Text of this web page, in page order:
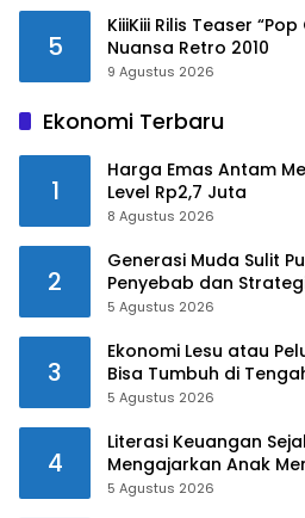
5
KiiiKiii Rilis Teaser
Nuansa Retro 2010
9 Agustus 2026
Ekonomi Terbaru
1
Harga Emas Antam
Level Rp2,7 Juta
8 Agustus 2026
2
Generasi Muda Sulit
Penyebab dan
5 Agustus 2026
3
Ekonomi Lesu atau
Bisa Tumbuh di
5 Agustus 2026
4
Literasi Keuangan
Mengajarkan Anak
5 Agustus 2026